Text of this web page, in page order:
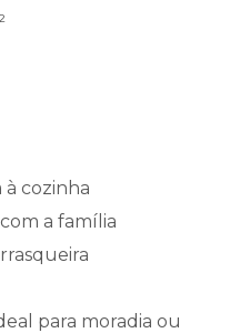
à cozinha
a família
para moradia ou